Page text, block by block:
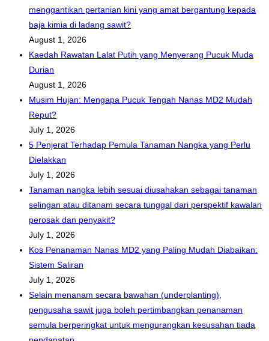
menggantikan pertanian kini yang amat bergantung kepada
baja kimia di ladang sawit?
August 1, 2026
Kaedah Rawatan Lalat Putih yang Menyerang Pucuk Muda
Durian
August 1, 2026
Musim Hujan: Mengapa Pucuk Tengah Nanas MD2 Mudah
Reput?
July 1, 2026
5 Penjerat Terhadap Pemula Tanaman Nangka yang Perlu
Dielakkan
July 1, 2026
Tanaman nangka lebih sesuai diusahakan sebagai tanaman
selingan atau ditanam secara tunggal dari perspektif kawalan
perosak dan penyakit?
July 1, 2026
Kos Penanaman Nanas MD2 yang Paling Mudah Diabaikan:
Sistem Saliran
July 1, 2026
Selain menanam secara bawahan (underplanting),
pengusaha sawit juga boleh pertimbangkan penanaman
semula berperingkat untuk mengurangkan kesusahan tiada